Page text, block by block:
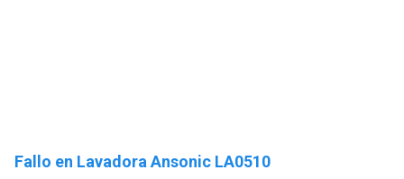
Fallo en Lavadora Ansonic LA0510